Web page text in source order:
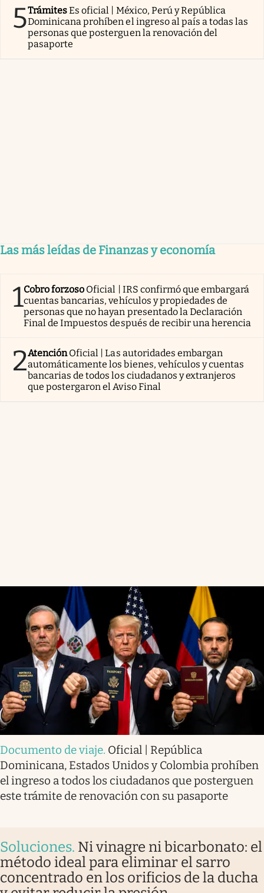
5TrámitesEs oficial | México, Perú y República
Dominicana prohíben el ingreso al país a todas las
personas que posterguen la renovación del
pasaporte
Las más leídas de Finanzas y economía
1Cobro forzoso Oficial | IRS confirmó que embargará
cuentas bancarias, vehículos y propiedades de
personas que no hayan presentado la Declaración
Final de Impuestos después de recibir una herencia
2AtenciónOficial | Las autoridades embargan
automáticamente los bienes, vehículos y cuentas
bancarias de todos los ciudadanos y extranjeros
que postergaron el Aviso Final
Documento de viaje. Oficial | República
Dominicana, Estados Unidos y Colombia prohíben
el ingreso a todos los ciudadanos que posterguen
este trámite de renovación con su pasaporte
Soluciones. Ni vinagre ni bicarbonato: el
método ideal para eliminar el sarro
concentrado en los orificios de la ducha